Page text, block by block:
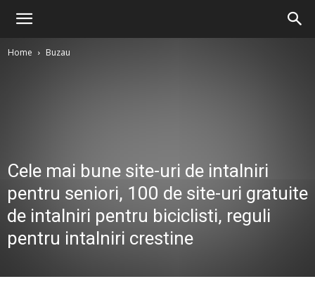
Home Buzau
Cele mai bune site-uri de intalniri
pentru seniori, 100 de site-uri gratuite
de intalniri pentru biciclisti, reguli
pentru intalniri crestine